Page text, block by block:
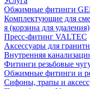
Обжимные фитинги
Комплектующие для
я (корзина для удаления)
Пресс-фитинг VALTEC
Аксессуары для
Внутренняя
Фитинги резьбовые
Обжимные фитинги и
Сифоны, трапы и